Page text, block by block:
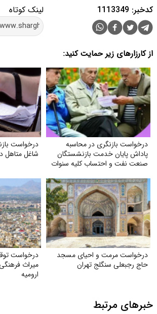
لینک کوتاه کدخبر: 1113349
از کارزارهای زیر حمایت کنید:
درخواست بازنگری در محاسبه
پاداش پایان خدمت بازنشستگان
صنعت نفت و احتساب کلیه سنوات
درخواست
شاغل متاهل
درخواست مرمت و احیای مسجد
حاج رجبعلی سنگلج تهران
درخواست
میراث
ارومیه
خبرهای مرتبط